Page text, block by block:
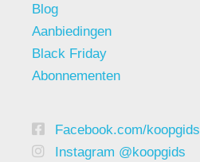
Blog
Aanbiedingen
Black Friday
Abonnementen
Facebook.com/koopgids
Instagram @koopgids